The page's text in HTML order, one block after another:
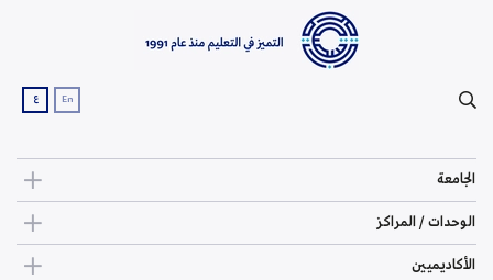
En ع
الجامعة
الوحدات / المراكز
الأكاديميين